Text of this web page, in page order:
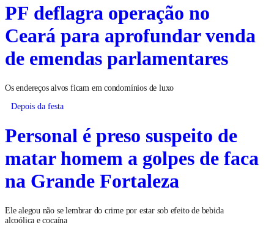
PF deflagra operação no
Ceará para aprofundar venda
de emendas parlamentares
Os endereços alvos ficam em condomínios de luxo
Depois da festa
Personal é preso suspeito de
matar homem a golpes de faca
na Grande Fortaleza
Ele alegou não se lembrar do crime por estar sob efeito de bebida
alcoólica e cocaína